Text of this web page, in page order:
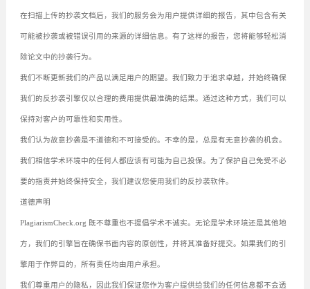
在扫描上传的抄袭文档后，我们的服务会为用户提供详细的报告，其中包含有关
可能被抄袭或被错误引用的来源的详细信息。有了这样的报告，您将能够轻松消
除论文中的抄袭行为。
我们不断更新我们的产品以满足用户的期望。我们致力于追求卓越，并始终确保
我们的反抄袭引擎仅以合理的费用提供最准确的结果。通过这种方式，我们可以
保持对客户的可靠性和实用性。
我们认为故意抄袭是不道德和不可接受的。不幸的是，总是有无意抄袭的机会。
我们相信学术环境中的任何人都应该有可能为自己投保。为了保护自己免受不必
要的指责并始终保持安全，我们建议您使用我们的反抄袭软件。
道德声明
PlagiarismCheck.org 既不尊重也不提倡学术不诚实。无论是学术环境还是其他地
方，我们的引擎旨在确保书面内容的原创性，并将其准备好提交。如果我们的引
擎用于作弊目的，所有责任均由用户承担。
我们尊重用户的隐私，因此我们保证您作为客户提供给我们的任何信息都不会透